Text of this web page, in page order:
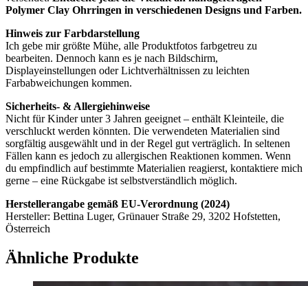
Polymer Clay Ohrringen in verschiedenen Designs und Farben.
Hinweis zur Farbdarstellung
Ich gebe mir größte Mühe, alle Produktfotos farbgetreu zu
bearbeiten. Dennoch kann es je nach Bildschirm,
Displayeinstellungen oder Lichtverhältnissen zu leichten
Farbabweichungen kommen.
Sicherheits- & Allergiehinweise
Nicht für Kinder unter 3 Jahren geeignet – enthält Kleinteile, die
verschluckt werden könnten. Die verwendeten Materialien sind
sorgfältig ausgewählt und in der Regel gut verträglich. In seltenen
Fällen kann es jedoch zu allergischen Reaktionen kommen. Wenn
du empfindlich auf bestimmte Materialien reagierst, kontaktiere mich
gerne – eine Rückgabe ist selbstverständlich möglich.
Herstellerangabe gemäß EU-Verordnung (2024)
Hersteller: Bettina Luger, Grünauer Straße 29, 3202 Hofstetten,
Österreich
Ähnliche Produkte